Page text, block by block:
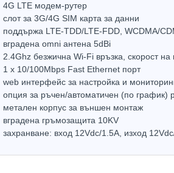
с Винт
(1.20лв.) €0.61
4G LTE модем-рутер
слот за 3G/4G SIM карта за данни
поддържа LTE-TDD/LTE-FDD, WCDMA/
вградена omni антена 5dBi
2.4Ghz безжична Wi-Fi връзка, скорост
1 х 10/100Mbps Fast Ethernet порт
web интерфейс за настройка и
опция за ръчен/автоматичен (по график)
метален корпус за външен монтаж
вградена гръмозащита 10KV
захранване: вход 12Vdc/1.5A, изход